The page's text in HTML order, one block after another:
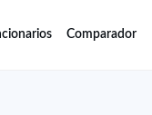
Comparador